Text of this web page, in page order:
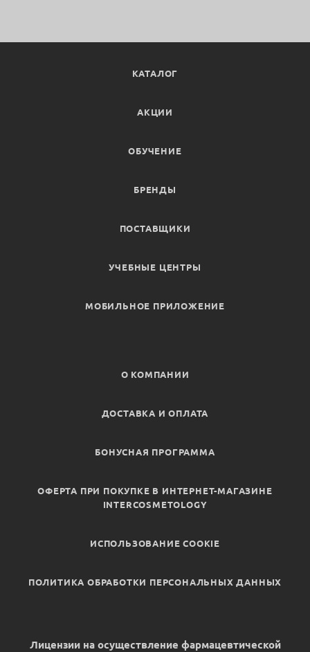
КАТАЛОГ
АКЦИИ
ОБУЧЕНИЕ
БРЕНДЫ
ПОСТАВЩИКИ
УЧЕБНЫЕ ЦЕНТРЫ
МОБИЛЬНОЕ ПРИЛОЖЕНИЕ
О КОМПАНИИ
ДОСТАВКА И ОПЛАТА
БОНУСНАЯ ПРОГРАММА
ОФЕРТА ПРИ ПОКУПКЕ В ИНТЕРНЕТ-МАГАЗИНЕ
INTERCOSMETOLOGY
ИСПОЛЬЗОВАНИЕ COOKIE
ПОЛИТИКА ОБРАБОТКИ ПЕРСОНАЛЬНЫХ ДАННЫХ
Лицензии на осуществление фармацевтической